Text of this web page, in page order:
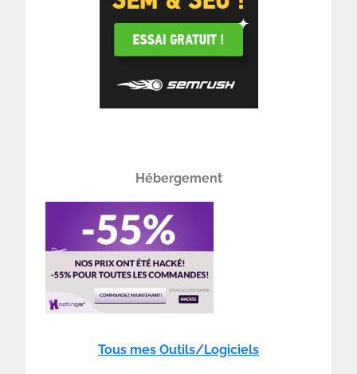
Hébergement
Tous mes Outils/Logiciels